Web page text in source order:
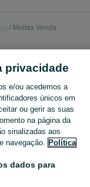
Moitas Venda
Navegue pelos últimos anúncios de Móveis, Casa e Jardim em Moitas Venda no OLX Portugal. Compre e venda produtos locais com facilidade e segurança. Mostrar
privacidade
e/ou acedemos a
únicos em
ou gerir as suas
na página da
sinalizadas aos
navegação. Política
dados para